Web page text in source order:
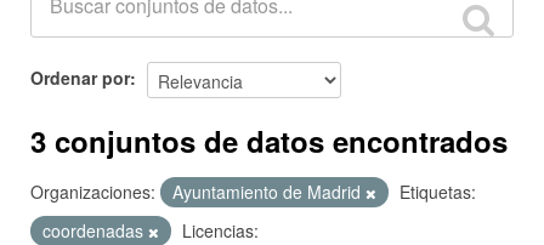
Ordenar por
3 conjuntos de datos encontrados
Organizaciones: Ayuntamiento de Madrid
Etiquetas:
coordenadas
Licencias: